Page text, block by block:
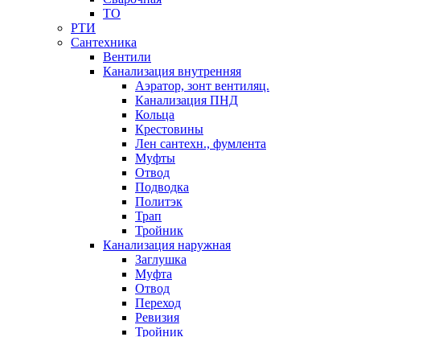
ТО
РТИ
Сантехника
Вентили
Канализация внутренняя
Аэратор, зонт вентиляц.
Канализация ПНД
Кольца
Крестовины
Лен сантехн., фумлента
Муфты
Отвод
Подводка
Политэк
Трап
Тройник
Канализация наружная
Заглушка
Муфта
Отвод
Переход
Ревизия
Тройник